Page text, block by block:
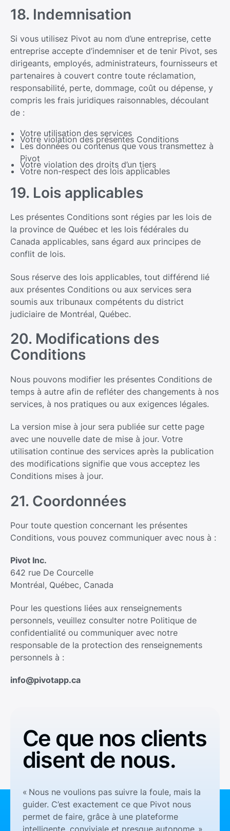
18. Indemnisation
Si vous utilisez Pivot au nom d’une entreprise, cette
entreprise accepte d’indemniser et de tenir Pivot, ses
dirigeants, employés, administrateurs, fournisseurs et
partenaires à couvert contre toute réclamation,
responsabilité, perte, dommage, coût ou dépense, y
compris les frais juridiques raisonnables, découlant
de :
Votre utilisation des services
Votre violation des présentes Conditions
Les données ou contenus que vous transmettez à
Pivot
Votre violation des droits d’un tiers
Votre non-respect des lois applicables
19. Lois applicables
Les présentes Conditions sont régies par les lois de
la province de Québec et les lois fédérales du
Canada applicables, sans égard aux principes de
conflit de lois.
Sous réserve des lois applicables, tout différend lié
aux présentes Conditions ou aux services sera
soumis aux tribunaux compétents du district
judiciaire de Montréal, Québec.
20. Modifications des
Conditions
Nous pouvons modifier les présentes Conditions de
temps à autre afin de refléter des changements à nos
services, à nos pratiques ou aux exigences légales.
La version mise à jour sera publiée sur cette page
avec une nouvelle date de mise à jour. Votre
utilisation continue des services après la publication
des modifications signifie que vous acceptez les
Conditions mises à jour.
21. Coordonnées
Pour toute question concernant les présentes
Conditions, vous pouvez communiquer avec nous à :
Pivot Inc.
642 rue De Courcelle
Montréal, Québec, Canada
Pour les questions liées aux renseignements
personnels, veuillez consulter notre Politique de
confidentialité ou communiquer avec notre
responsable de la protection des renseignements
personnels à :
info@pivotapp.ca
Ce que nos clients
disent de nous.
« Nous ne voulions pas suivre la foule, mais la
guider. C’est exactement ce que Pivot nous
permet de faire, grâce à une plateforme
intelligente, conviviale et presque autonome. »